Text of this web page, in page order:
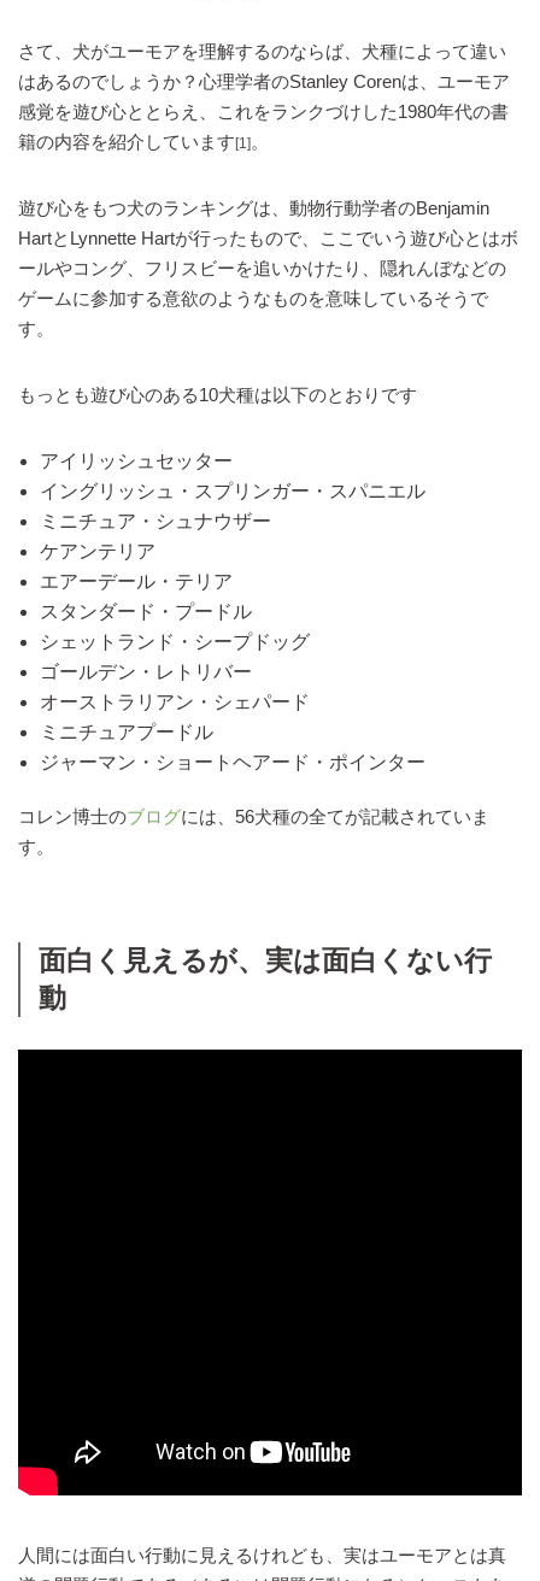
さて、犬がユーモアを理解するのならば、犬種によって違い
はあるのでしょうか？心理学者のStanley Corenは、ユーモア
感覚を遊び心ととらえ、これをランクづけした1980年代の書
籍の内容を紹介しています[1]。
遊び心をもつ犬のランキングは、動物行動学者のBenjamin
HartとLynnette Hartが行ったもので、ここでいう遊び心とはボ
ールやコング、フリスビーを追いかけたり、隠れんぼなどの
ゲームに参加する意欲のようなものを意味しているそうで
す。
もっとも遊び心のある10犬種は以下のとおりです
アイリッシュセッター
イングリッシュ・スプリンガー・スパニエル
ミニチュア・シュナウザー
ケアンテリア
エアーデール・テリア
スタンダード・プードル
シェットランド・シープドッグ
ゴールデン・レトリバー
オーストラリアン・シェパード
ミニチュアプードル
ジャーマン・ショートヘアード・ポインター
コレン博士のブログには、56犬種の全てが記載されていま
す。
面白く見えるが、実は面白くない行
動
人間には面白い行動に見えるけれども、実はユーモアとは真